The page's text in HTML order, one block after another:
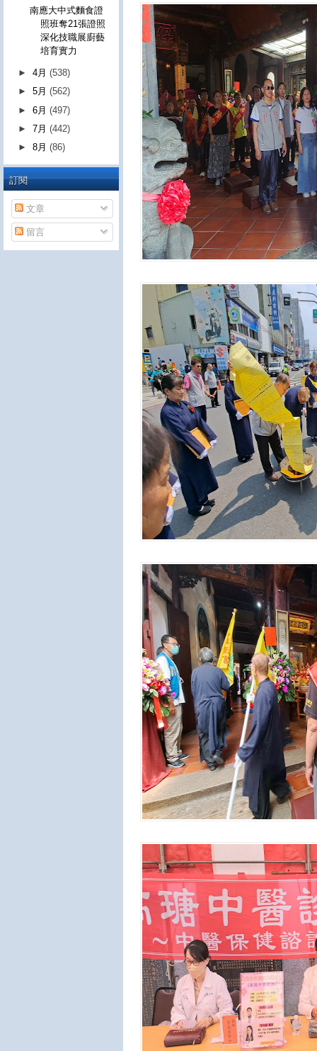
南應大中式麵食證
照班奪21張證照
深化技職展廚藝
培育實力
►4月(538)
►5月(562)
►6月(497)
►7月(442)
►8月(86)
訂閱
文章
留言